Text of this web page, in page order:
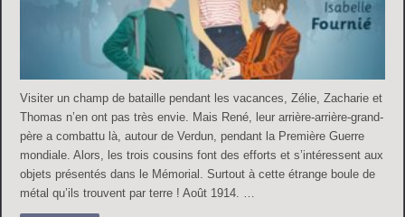
Visiter un champ de bataille pendant les vacances, Zélie, Zacharie et
Thomas n’en ont pas très envie. Mais René, leur arrière-arrière-grand-
père a combattu là, autour de Verdun, pendant la Première Guerre
mondiale. Alors, les trois cousins font des efforts et s’intéressent aux
objets présentés dans le Mémorial. Surtout à cette étrange boule de
métal qu’ils trouvent par terre ! Août 1914. …